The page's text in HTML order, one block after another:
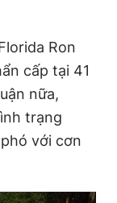
Ron
cấp tại 41
nữa,
trạng
với cơn